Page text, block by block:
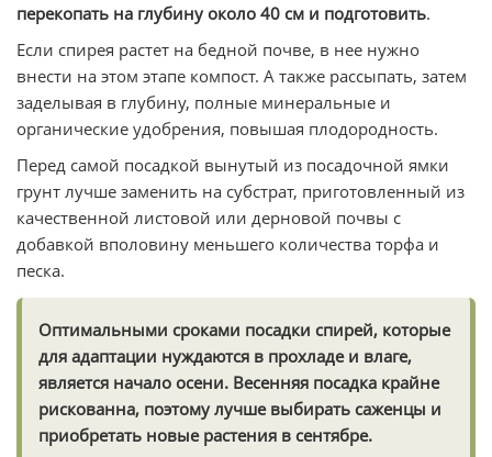
перекопать на глубину около 40 см и подготовить.
Если спирея растет на бедной почве, в нее нужно
внести на этом этапе компост. А также рассыпать, затем
заделывая в глубину, полные минеральные и
органические удобрения, повышая плодородность.
Перед самой посадкой вынутый из посадочной ямки
грунт лучше заменить на субстрат, приготовленный из
качественной листовой или дерновой почвы с
добавкой вполовину меньшего количества торфа и
песка.
Оптимальными сроками посадки спирей, которые
для адаптации нуждаются в прохладе и влаге,
является начало осени. Весенняя посадка крайне
рискованна, поэтому лучше выбирать саженцы и
приобретать новые растения в сентябре.